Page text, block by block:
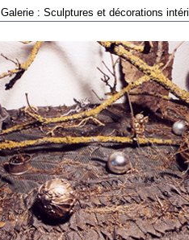
Galerie : Sculptures et décorations